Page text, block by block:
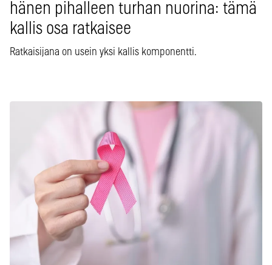
hänen pihalleen turhan nuorina: tämä
kallis osa ratkaisee
Ratkaisijana on usein yksi kallis komponentti.